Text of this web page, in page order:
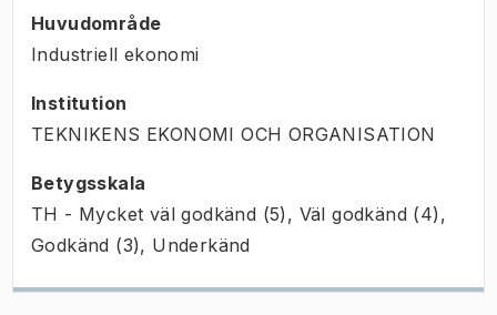
Huvudområde
Industriell ekonomi
Institution
TEKNIKENS EKONOMI OCH ORGANISATION
Betygsskala
TH - Mycket väl godkänd (5), Väl godkänd (4),
Godkänd (3), Underkänd